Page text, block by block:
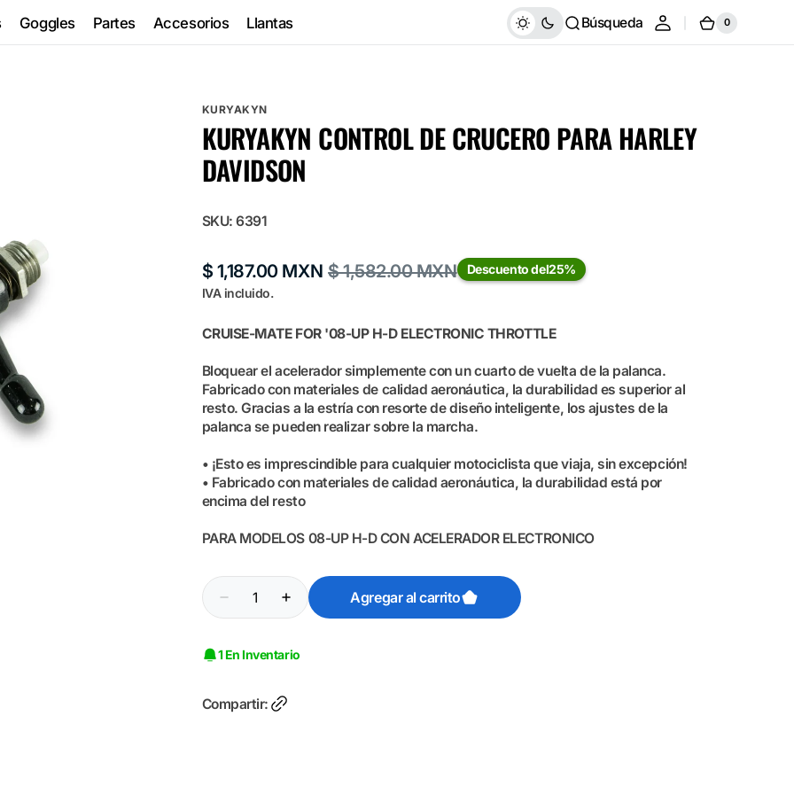
Goggles Partes Accesorios Llantas Búsqueda Carrito
0
0
artículos
KURYAKYN
KURYAKYN CONTROL DE CRUCERO PARA HARLEY
DAVIDSON
SKU:6391
Precio
venta
$ 1,187.00 MXN
Precio
$ 1,582.00 MXN Descuento del25%
IVA incluido.
CRUISE-MATE FOR '08-UP H-D ELECTRONIC THROTTLE
Bloquear el acelerador simplemente con un cuarto de vuelta de la palanca.
Fabricado con materiales de calidad aeronáutica, la durabilidad es superior al
resto. Gracias a la estría con resorte de diseño inteligente, los ajustes de la
palanca se pueden realizar sobre la marcha.
• ¡Esto es imprescindible para cualquier motociclista que viaja, sin excepción!
• Fabricado con materiales de calidad aeronáutica, la durabilidad está por
encima del resto
PARA MODELOS 08-UP H-D CON ACELERADOR ELECTRONICO
Reducir
cantidad
Control
Harley
Cantidad
Aumentar
cantidad
Control
para
Harley
Agregar al carrito
1 En Inventario
Compartir: